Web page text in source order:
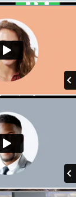
от
най-
проекта.
акценти и ги